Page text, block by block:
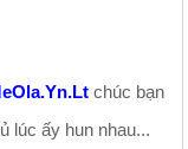
chúc bạn
lúc ấy hun nhau...